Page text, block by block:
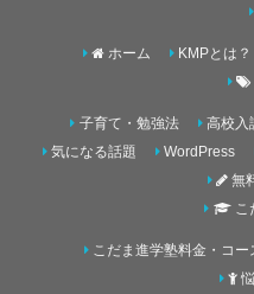
ホーム KMPとは？
子育て・勉強法 高校入
気になる話題
WordPress
無
こ
こだま進学塾料金・コー